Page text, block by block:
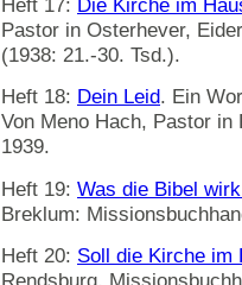
Heft 17: Die Kirche im
Pastor in Osterhever,
(1938: 21.-30. Tsd.).
Heft 18: Dein Leid. Ein
Von Meno Hach, Pastor
1939.
Heft 19: Was die Bibel
Breklum:
Heft 20: Soll die Kirche im